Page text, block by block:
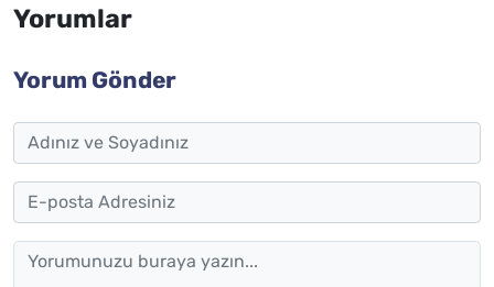
Yorumlar
Yorum Gönder